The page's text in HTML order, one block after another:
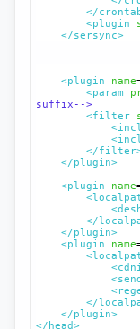
</
<plugin
</sersync>
<plugin name
<param
suffix-->
<filter
</
</plugin>
<plugin name
</
</plugin>
<plugin name
</
</plugin>
</head>